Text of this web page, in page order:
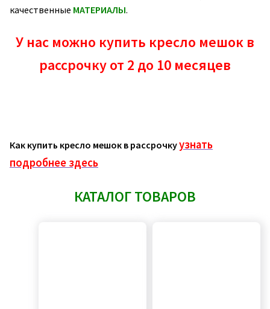
качественные МАТЕРИАЛЫ.
У нас можно купить кресло мешок в
рассрочку от 2 до 10 месяцев
Как купить кресло мешок в рассрочкуузнать
подробнее здесь
КАТАЛОГ ТОВАРОВ